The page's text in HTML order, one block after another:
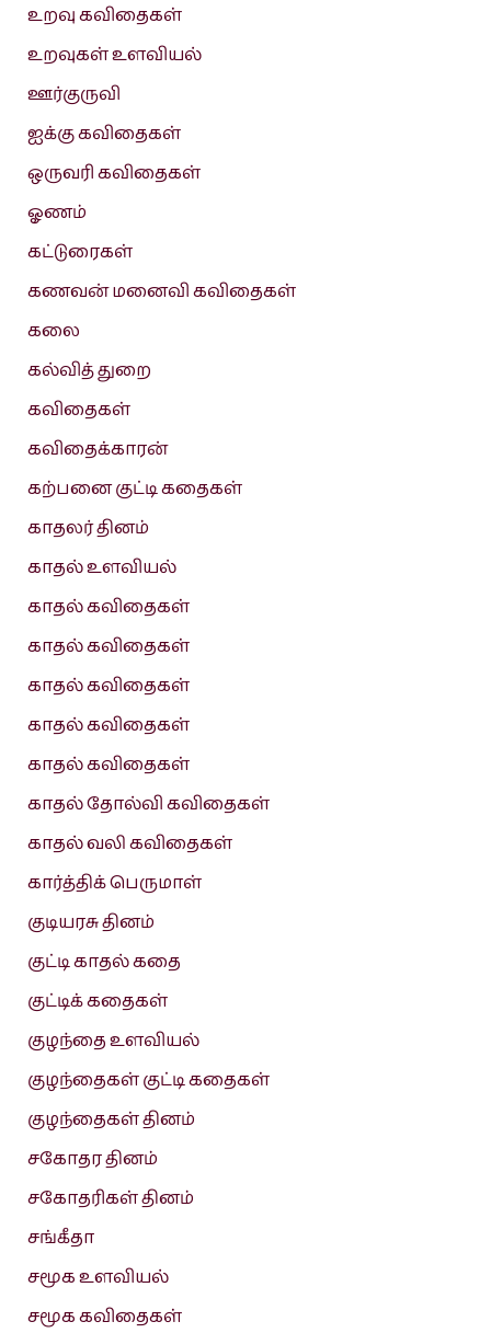
உறவு கவிதைகள்
உறவுகள் உளவியல்
ஊர்குருவி
ஐக்கு கவிதைகள்
ஒருவரி கவிதைகள்
ஓணம்
கட்டுரைகள்
கணவன் மனைவி கவிதைகள்
கலை
கல்வித் துறை
கவிதைகள்
கவிதைக்காரன்
கற்பனை குட்டி கதைகள்
காதலர் தினம்
காதல் உளவியல்
காதல் கவிதைகள்
காதல் கவிதைகள்
காதல் கவிதைகள்
காதல் கவிதைகள்
காதல் கவிதைகள்
காதல் தோல்வி கவிதைகள்
காதல் வலி கவிதைகள்
கார்த்திக் பெருமாள்
குடியரசு தினம்
குட்டி காதல் கதை
குட்டிக் கதைகள்
குழந்தை உளவியல்
குழந்தைகள் குட்டி கதைகள்
குழந்தைகள் தினம்
சகோதர தினம்
சகோதரிகள் தினம்
சங்கீதா
சமூக உளவியல்
சமூக கவிதைகள்